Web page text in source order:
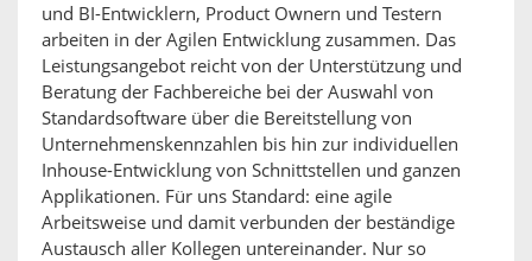
und BI-Entwicklern, Product Ownern und Testern
arbeiten in der Agilen Entwicklung zusammen. Das
Leistungsangebot reicht von der Unterstützung und
Beratung der Fachbereiche bei der Auswahl von
Standardsoftware über die Bereitstellung von
Unternehmenskennzahlen bis hin zur individuellen
Inhouse-Entwicklung von Schnittstellen und ganzen
Applikationen. Für uns Standard: eine agile
Arbeitsweise und damit verbunden der beständige
Austausch aller Kollegen untereinander. Nur so